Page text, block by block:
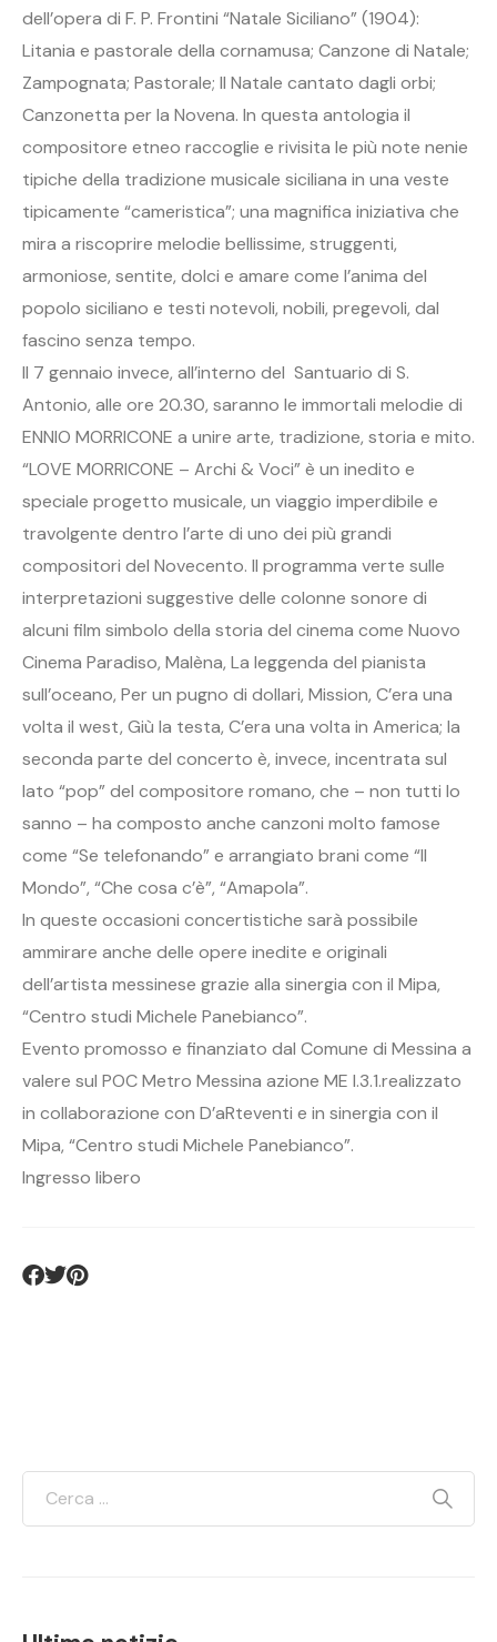
dell’opera di F. P. Frontini “Natale Siciliano” (1904):
Litania e pastorale della cornamusa; Canzone di Natale;
Zampognata; Pastorale; Il Natale cantato dagli orbi;
Canzonetta per la Novena. In questa antologia il
compositore etneo raccoglie e rivisita le più note nenie
tipiche della tradizione musicale siciliana in una veste
tipicamente “cameristica”; una magnifica iniziativa che
mira a riscoprire melodie bellissime, struggenti,
armoniose, sentite, dolci e amare come l’anima del
popolo siciliano e testi notevoli, nobili, pregevoli, dal
fascino senza tempo.
Il 7 gennaio invece, all’interno del Santuario di S.
Antonio, alle ore 20.30, saranno le immortali melodie di
ENNIO MORRICONE a unire arte, tradizione, storia e mito.
“LOVE MORRICONE – Archi & Voci” è un inedito e
speciale progetto musicale, un viaggio imperdibile e
travolgente dentro l’arte di uno dei più grandi
compositori del Novecento. Il programma verte sulle
interpretazioni suggestive delle colonne sonore di
alcuni film simbolo della storia del cinema come Nuovo
Cinema Paradiso, Malèna, La leggenda del pianista
sull’oceano, Per un pugno di dollari, Mission, C’era una
volta il west, Giù la testa, C’era una volta in America; la
seconda parte del concerto è, invece, incentrata sul
lato “pop” del compositore romano, che – non tutti lo
sanno – ha composto anche canzoni molto famose
come “Se telefonando” e arrangiato brani come “Il
Mondo”, “Che cosa c’è”, “Amapola”.
In queste occasioni concertistiche sarà possibile
ammirare anche delle opere inedite e originali
dell’artista messinese grazie alla sinergia con il Mipa,
“Centro studi Michele Panebianco”.
Evento promosso e finanziato dal Comune di Messina a
valere sul POC Metro Messina azione ME l.3.1.realizzato
in collaborazione con D’aRteventi e in sinergia con il
Mipa, “Centro studi Michele Panebianco”.
Ingresso libero